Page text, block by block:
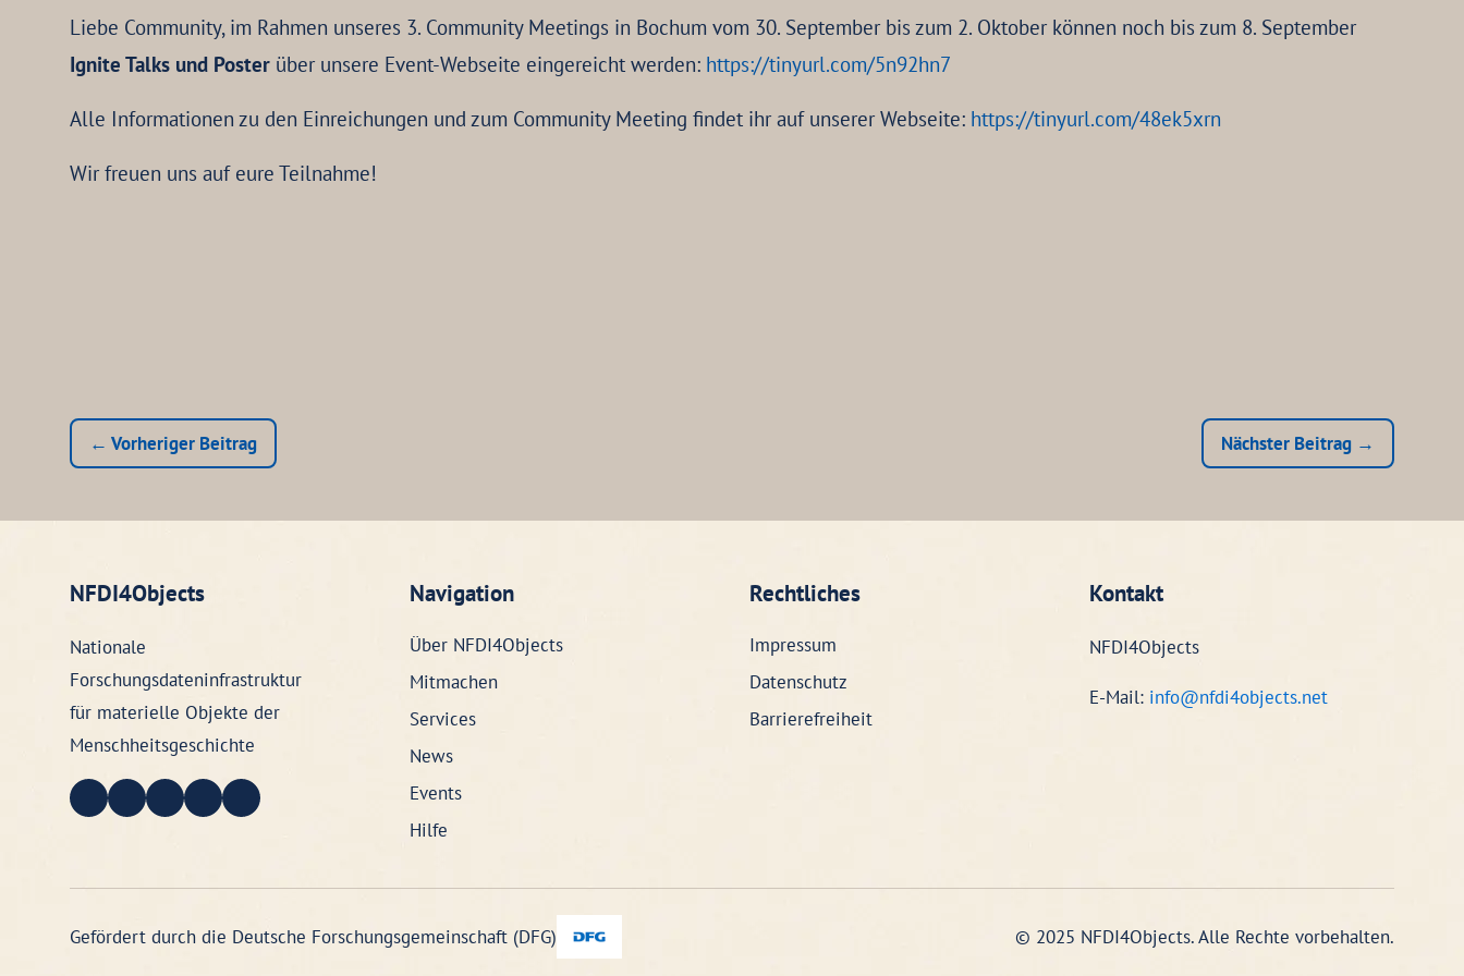
Liebe Community, im Rahmen unseres 3. Community Meetings in Bochum vom 30. September bis zum 2. Oktober können noch bis zum 8. September
Ignite Talks und Poster über unsere Event-Webseite eingereicht werden: https://tinyurl.com/5n92hn7
Alle Informationen zu den Einreichungen und zum Community Meeting findet ihr auf unserer Webseite: https://tinyurl.com/48ek5xrn
Wir freuen uns auf eure Teilnahme!
← Vorheriger Beitrag Nächster Beitrag →
NFDI4Objects
Nationale
Forschungsdateninfrastruktur
für materielle Objekte der
Menschheitsgeschichte
Navigation
Über NFDI4Objects
Mitmachen
Services
News
Events
Hilfe
Rechtliches
Impressum
Datenschutz
Barrierefreiheit
Kontakt
NFDI4Objects
E-Mail: info@nfdi4objects.net
Gefördert durch die Deutsche Forschungsgemeinschaft (DFG) © 2025 NFDI4Objects. Alle Rechte vorbehalten.